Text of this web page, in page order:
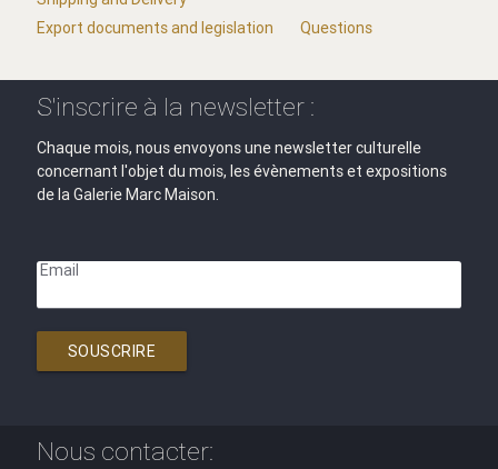
Export documents and legislation
Questions
S'inscrire à la newsletter :
Chaque mois, nous envoyons une newsletter culturelle
concernant l'objet du mois, les évènements et expositions
de la Galerie Marc Maison.
Email
SOUSCRIRE
Nous contacter: